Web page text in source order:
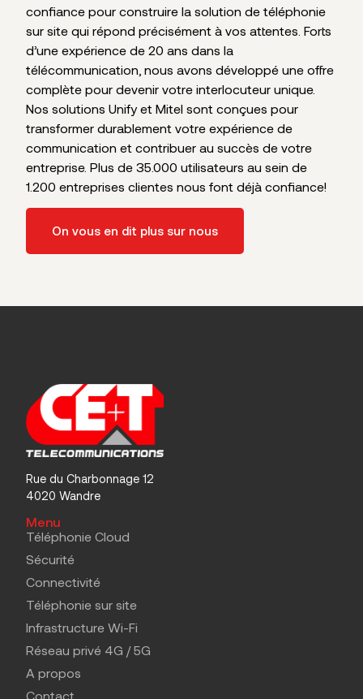
confiance pour construire la solution de téléphonie
sur site qui répond précisément à vos attentes. Forts
d’une expérience de 20 ans dans la
télécommunication, nous avons développé une offre
complète pour devenir votre interlocuteur unique.
Nos solutions Unify et Mitel sont conçues pour
transformer durablement votre expérience de
communication et contribuer au succès de votre
entreprise. Plus de 35.000 utilisateurs au sein de
1.200 entreprises clientes nous font déjà confiance!
On vous en dit plus sur nous
Rue du Charbonnage 12
4020 Wandre
Menu
Téléphonie Cloud
Sécurité
Connectivité
Téléphonie sur site
Infrastructure Wi-Fi
Réseau privé 4G / 5G
A propos
Contact